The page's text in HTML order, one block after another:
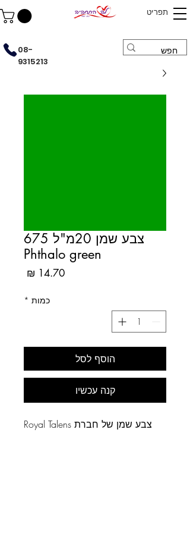
תפריט
08-
9315213
צבע שמן 20מ"ל 675
Phthalo green
כמות *
הוסף לסל
קנה עכשיו
צבע שמן של חברת Royal Talens